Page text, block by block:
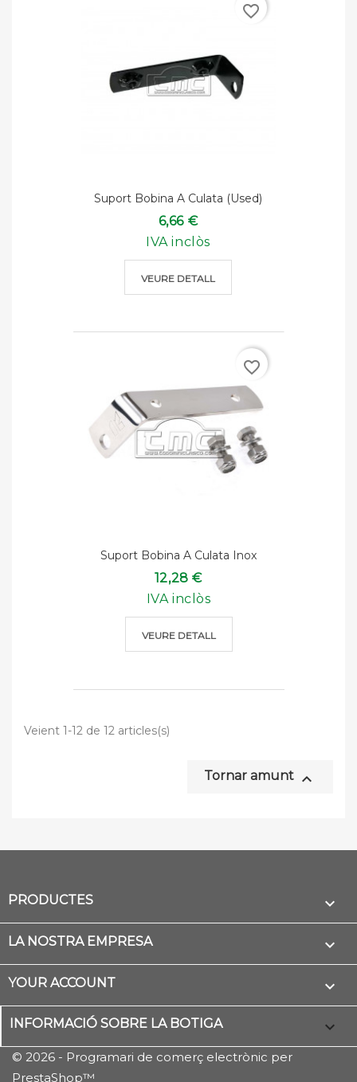
Suport Bobina A Culata (used)
6,66 €
IVA inclòs
VEURE DETALL
favorite_border
Suport Bobina A Culata Inox
12,28 €
IVA inclòs
VEURE DETALL
favorite_border
Veient 1-12 de 12 articles(s)
Tornar amunt 
PRODUCTES 
LA NOSTRA EMPRESA 
YOUR ACCOUNT 
INFORMACIÓ SOBRE LA BOTIGA keyboard_arrow_down
© 2026 - Programari de comerç electrònic per
PrestaShop™